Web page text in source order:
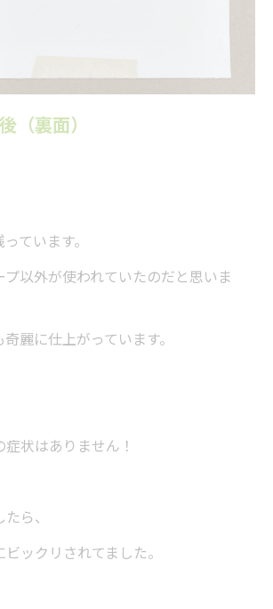
（裏面）
ています。
以外が使われていたのだと思いま
麗に仕上がっています。
状はありません！
ら、
ックリされてました。